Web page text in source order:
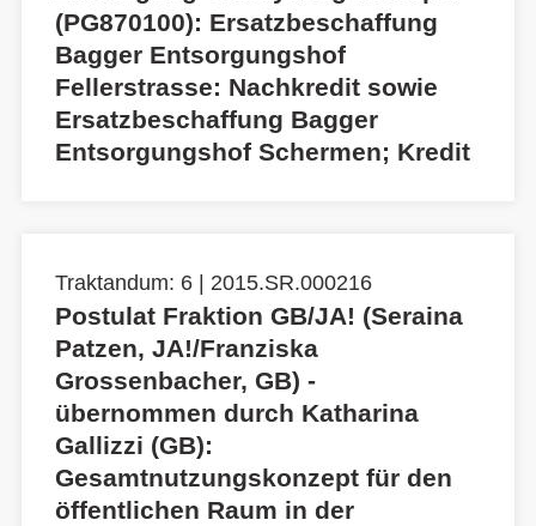
(PG870100): Ersatzbeschaffung
Bagger Entsorgungshof
Fellerstrasse: Nachkredit sowie
Ersatzbeschaffung Bagger
Entsorgungshof Schermen; Kredit
Traktandum: 6 | 2015.SR.000216
Postulat Fraktion GB/JA! (Seraina
Patzen, JA!/Franziska
Grossenbacher, GB) -
übernommen durch Katharina
Gallizzi (GB):
Gesamtnutzungskonzept für den
öffentlichen Raum in der